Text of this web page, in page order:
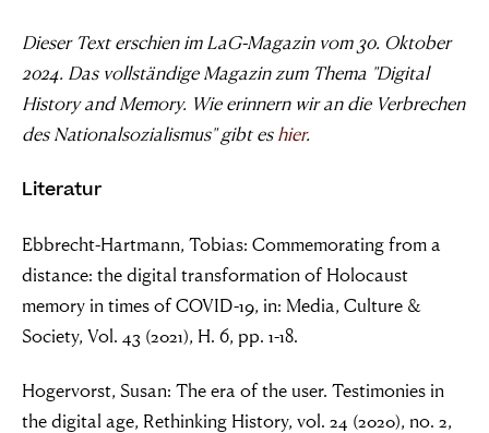
Dieser Text erschien im LaG-Magazin vom 30. Oktober
2024. Das vollständige Magazin zum Thema "Digital
History and Memory. Wie erinnern wir an die Verbrechen
des Nationalsozialismus" gibt eshier.
Literatur
Ebbrecht-Hartmann, Tobias: Commemorating from a
distance: the digital transformation of Holocaust
memory in times of COVID-19, in: Media, Culture &
Society, Vol. 43 (2021), H. 6, pp. 1-18.
Hogervorst, Susan: The era of the user. Testimonies in
the digital age, Rethinking History, vol. 24 (2020), no. 2,